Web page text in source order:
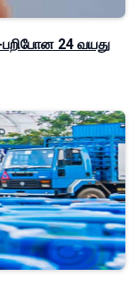
24 வயது